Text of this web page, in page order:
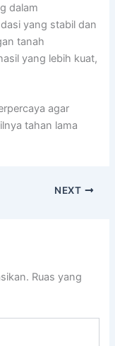
dalam
yang stabil dan
tanah
yang lebih kuat,
agar
tahan lama
NEXT
Ruas yang